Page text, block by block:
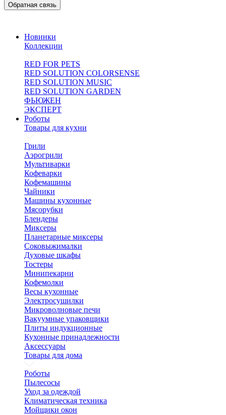
Обратная связь
Новинки
Коллекции
RED FOR PETS
RED SOLUTION COLORSENSE
RED SOLUTION MUSIC
RED SOLUTION GARDEN
ФЬЮЖЕН
ЭКСПЕРТ
Роботы
Товары для кухни
Грили
Аэрогрили
Мультиварки
Кофеварки
Кофемашины
Чайники
Машины кухонные
Мясорубки
Блендеры
Миксеры
Планетарные миксеры
Соковыжималки
Духовые шкафы
Тостеры
Минипекарни
Кофемолки
Весы кухонные
Электросушилки
Микроволновые печи
Вакуумные упаковщики
Плиты индукционные
Кухонные принадлежности
Аксессуары
Товары для дома
Роботы
Пылесосы
Уход за одеждой
Климатическая техника
Мойщики окон